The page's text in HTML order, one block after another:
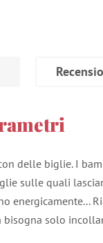
delle biglie. I
sulle quali
energicamente...
bisogna solo